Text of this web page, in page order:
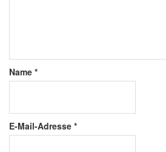
Name *
E-Mail-Adresse *